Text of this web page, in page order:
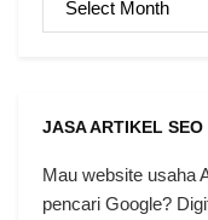
JASA ARTIKEL SEO
Mau website usaha
pencari Google?